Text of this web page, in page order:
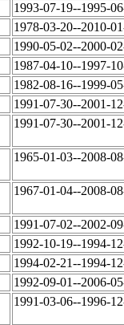
1993-07-19--1995-
1978-03-20--2010-
1990-05-02--2000-
1987-04-10--1997-
1982-08-16--1999-
1991-07-30--2001-
1991-07-30--2001-
1965-01-03--2008-
1967-01-04--2008-
1991-07-02--2002-
1992-10-19--1994-
1994-02-21--1994-
1992-09-01--2006-
1991-03-06--1996-